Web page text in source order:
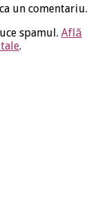
un comentariu.
spamul. Află
.